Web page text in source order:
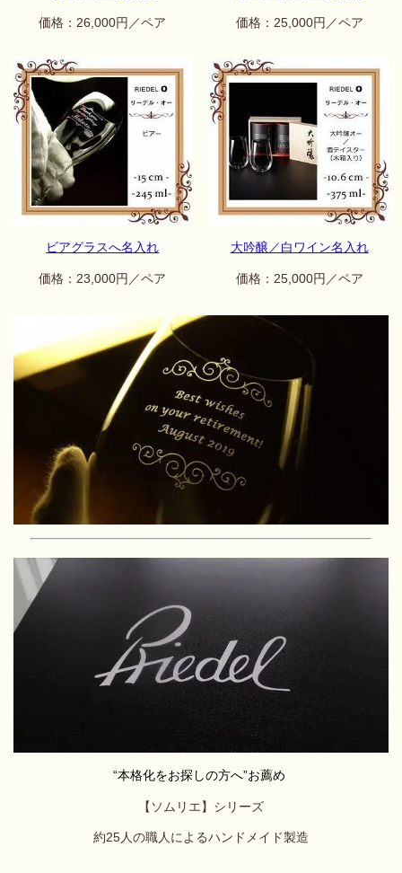
価格：26,000円／ペア 価格：25,000円／ペア
ビアグラスへ名入れ
価格：23,000円／ペア
大吟醸／白ワイン名入れ
価格：25,000円／ペア
“本格化をお探しの方へ”お薦め
【ソムリエ】シリーズ
約25人の職人によるハンドメイド製造